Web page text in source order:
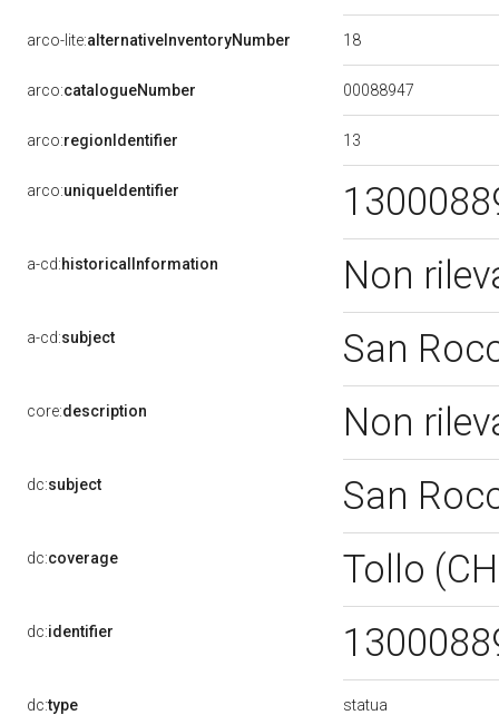
arco-lite:alternativeInventoryNumber 18
arco:catalogueNumber 00088947
arco:regionIdentifier 13
arco:uniqueIdentifier
a-cd:historicalInformation Non
a-cd:subject San
core:description Non
dc:subject San
dc:coverage Tollo
dc:identifier
dc:type statua